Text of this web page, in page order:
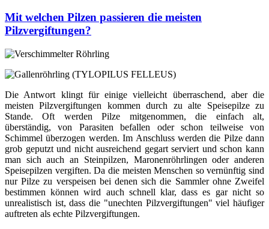
Mit welchen Pilzen passieren die meisten
Pilzvergiftungen?
Die Antwort klingt für einige vielleicht überraschend, aber die
meisten Pilzvergiftungen kommen durch zu alte Speisepilze zu
Stande. Oft werden Pilze mitgenommen, die einfach alt,
überständig, von Parasiten befallen oder schon teilweise von
Schimmel überzogen werden. Im Anschluss werden die Pilze dann
grob geputzt und nicht ausreichend gegart serviert und schon kann
man sich auch an Steinpilzen, Maronenröhrlingen oder anderen
Speisepilzen vergiften. Da die meisten Menschen so vernünftig sind
nur Pilze zu verspeisen bei denen sich die Sammler ohne Zweifel
bestimmen können wird auch schnell klar, dass es gar nicht so
unrealistisch ist, dass die "unechten Pilzvergiftungen" viel häufiger
auftreten als echte Pilzvergiftungen.